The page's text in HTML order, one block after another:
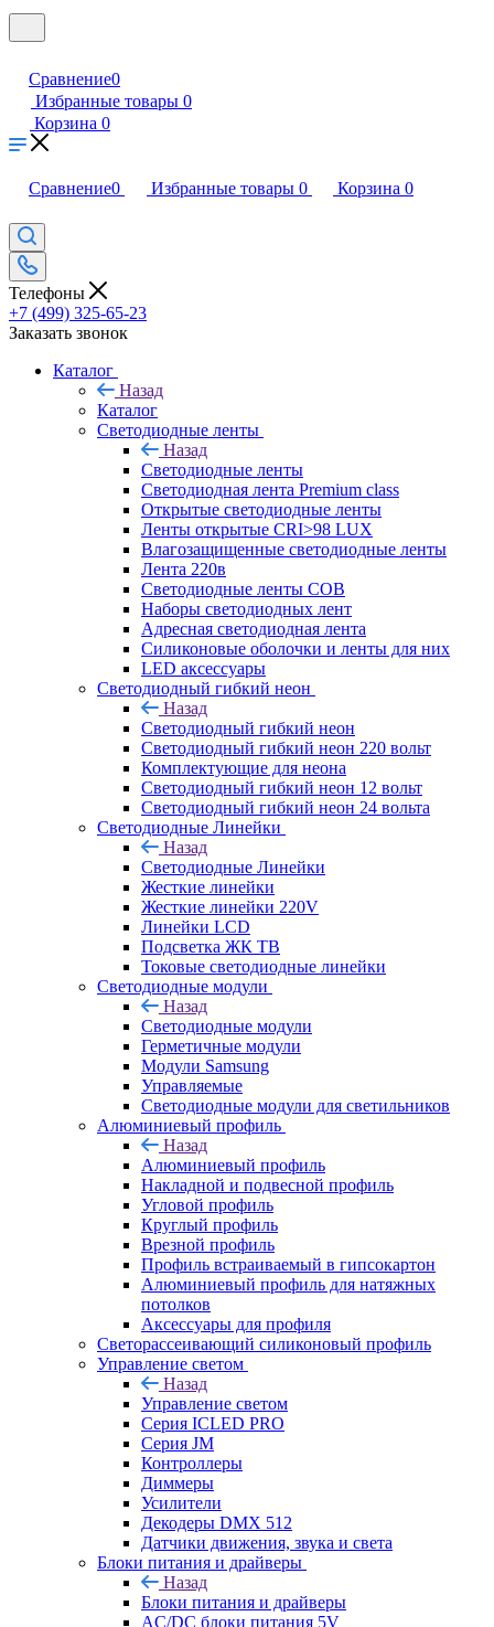
Сравнение0
Избранные товары 0
Корзина 0
Сравнение0 Избранные товары 0 Корзина 0
Телефоны
+7 (499) 325-65-23
Заказать звонок
Каталог
Назад
Каталог
Светодиодные ленты
Назад
Светодиодные ленты
Светодиодная лента Premium class
Открытые светодиодные ленты
Ленты открытые CRI>98 LUX
Влагозащищенные светодиодные ленты
Лента 220в
Светодиодные ленты COB
Наборы светодиодных лент
Адресная светодиодная лента
Силиконовые оболочки и ленты для них
LED аксессуары
Светодиодный гибкий неон
Назад
Светодиодный гибкий неон
Светодиодный гибкий неон 220 вольт
Комплектующие для неона
Светодиодный гибкий неон 12 вольт
Светодиодный гибкий неон 24 вольта
Светодиодные Линейки
Назад
Светодиодные Линейки
Жесткие линейки
Жесткие линейки 220V
Линейки LCD
Подсветка ЖК ТВ
Токовые светодиодные линейки
Светодиодные модули
Назад
Светодиодные модули
Герметичные модули
Модули Samsung
Управляемые
Светодиодные модули для светильников
Алюминиевый профиль
Назад
Алюминиевый профиль
Накладной и подвесной профиль
Угловой профиль
Круглый профиль
Врезной профиль
Профиль встраиваемый в гипсокартон
Алюминиевый профиль для натяжных
потолков
Аксессуары для профиля
Светорассеивающий силиконовый профиль
Управление светом
Назад
Управление светом
Серия ICLED PRO
Серия JM
Контроллеры
Диммеры
Усилители
Декодеры DMX 512
Датчики движения, звука и света
Блоки питания и драйверы
Назад
Блоки питания и драйверы
AC/DC блоки питания 5V